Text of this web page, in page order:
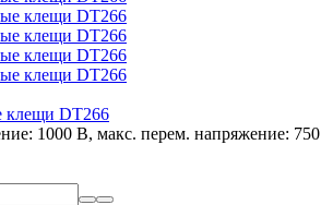
клещи DT266
1000 В, мaкс. перем. напряжение: 750